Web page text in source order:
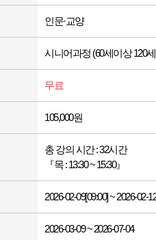
인문·교양
시니어과정 (60세이상 120
무료
105,000원
총 강의 시간 : 32시간
『목 : 13:30 ~ 15:30』
2026-02-09[09:00] ~ 2026-02-
2026-03-09 ~ 2026-07-04